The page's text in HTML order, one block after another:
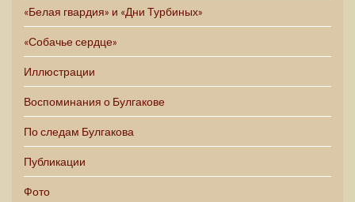
«Белая гвардия» и «Дни Турбиных»
«Собачье сердце»
Иллюстрации
Воспоминания о Булгакове
По следам Булгакова
Публикации
Фото